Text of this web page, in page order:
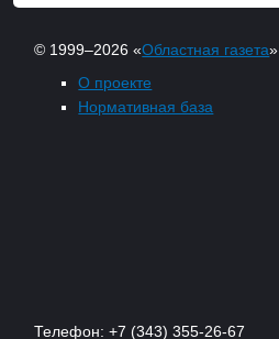
© 1999–2026 «Областная газета»
О проекте
Нормативная база
Телефон: +7 (343) 355-26-67